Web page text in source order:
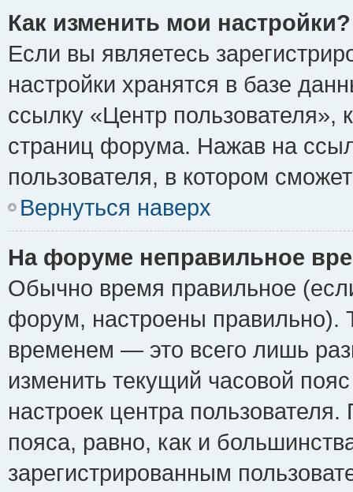
Как изменить мои настройки?
Если вы являетесь
настройки хранятся в базе
ссылку «Центр пользователя»,
страниц форума. Нажав на
пользователя, в котором
Вернуться наверх
На форуме неправильное
Обычно время правильное
форум, настроены правильно).
временем — это всего лишь
изменить текущий часовой
настроек центра
пояса, равно, как и
зарегистрированным